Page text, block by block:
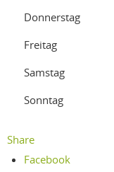
Donnerstag
Freitag
Samstag
Sonntag
Share
Facebook